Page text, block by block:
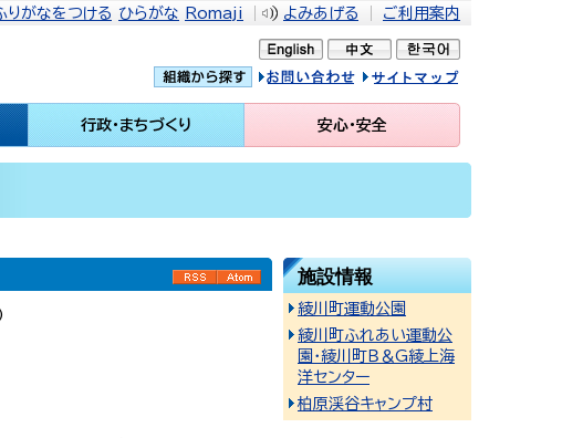
りがなをつける ひらがな Romaji よみあげる ご利用案内
問い合せ イトマップ
行政・まちづくり 安心・安全
RSS Atom
)
施設情報
綾川町運動公園
綾川町ふれあい運動公
園・綾川町Ｂ＆G綾上海
洋センター
柏原渓谷キャンプ村